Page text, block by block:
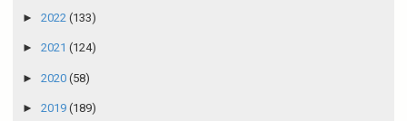
► 2022 (133)
► 2021 (124)
► 2020 (58)
► 2019 (189)